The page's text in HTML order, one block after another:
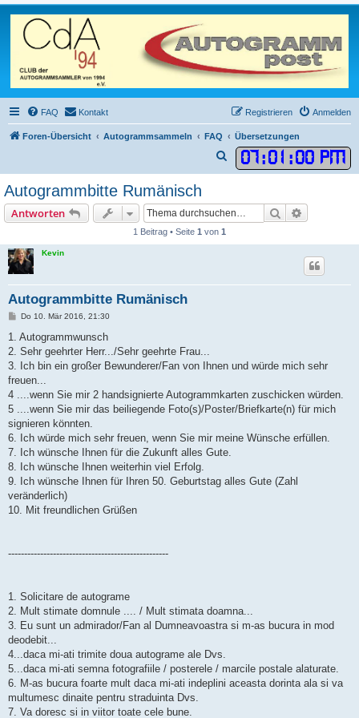
FAQ Kontakt Anmelden
Registrieren
Foren-Übersicht Autogrammsammeln FAQ Übersetzungen
07:01 :00 PM
u
h
Autogrammbitte Rumänisch
Antworten Suche
1 Beitrag • Seite 1 von 1
Kevin
Autogrammbitte Rumänisch
B
a
Do 10. Mär 2016, 21:30
1. Autogrammwunsch
2. Sehr geehrter Herr.../Sehr geehrte Frau...
3. Ich bin ein großer Bewunderer/Fan von Ihnen und würde mich sehr
freuen...
4 ....wenn Sie mir 2 handsignierte Autogrammkarten zuschicken würden.
5 ....wenn Sie mir das beiliegende Foto(s)/Poster/Briefkarte(n) für mich
signieren könnten.
6. Ich würde mich sehr freuen, wenn Sie mir meine Wünsche erfüllen.
7. Ich wünsche Ihnen für die Zukunft alles Gute.
8. Ich wünsche Ihnen weiterhin viel Erfolg.
9. Ich wünsche Ihnen für Ihren 50. Geburtstag alles Gute (Zahl
veränderlich)
10. Mit freundlichen Grüßen
--------------------------------------------------
1. Solicitare de autograme
2. Mult stimate domnule .... / Mult stimata doamna...
3. Eu sunt un admirador/Fan al Dumneavoastra si m-as bucura in mod
deodebit...
4...daca mi-ati trimite doua autograme ale Dvs.
5...daca mi-ati semna fotografiile / posterele / marcile postale alaturate.
6. M-as bucura foarte mult daca mi-ati indeplini aceasta dorinta ala si va
multumesc dinaite pentru straduinta Dvs.
7. Va doresc si in viitor toate cele bune.